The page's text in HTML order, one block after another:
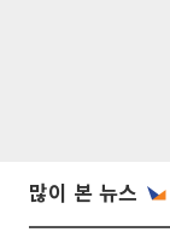
많이 본 뉴스